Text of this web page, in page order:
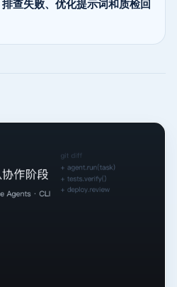
查失败、优化提示词和质检回